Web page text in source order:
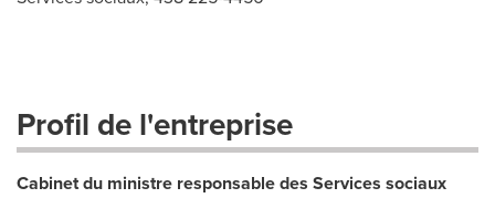
Profil de l'entreprise
Cabinet du ministre responsable des Services sociaux